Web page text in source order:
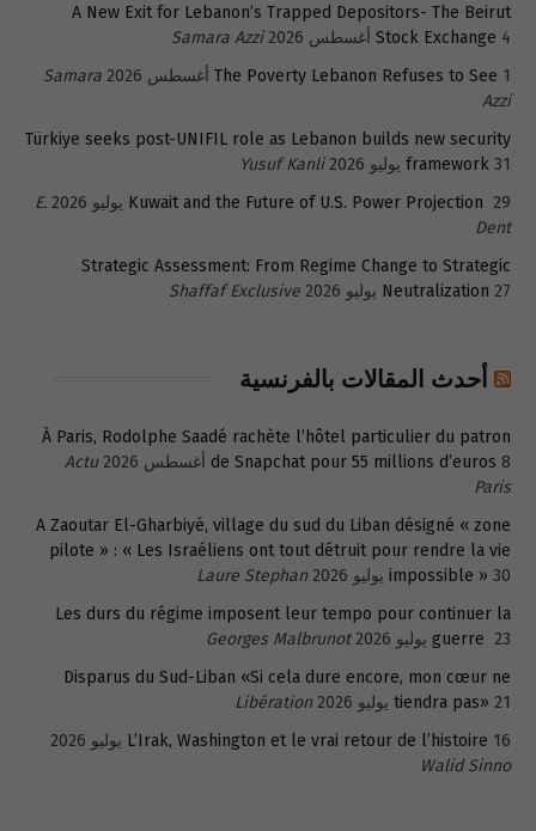
A New Exit for Lebanon’s Trapped Depositors- The Beirut
Stock Exchange 4 أغسطس 2026
Samara Azzi
The Poverty Lebanon Refuses to See 1 أغسطس 2026
Samara
Azzi
Türkiye seeks post-UNIFIL role as Lebanon builds new security
framework 31 يوليو 2026
Yusuf Kanli
Kuwait and the Future of U.S. Power Projection 29 يوليو 2026
E.
Dent
Strategic Assessment: From Regime Change to Strategic
Neutralization 27 يوليو 2026 Shaffaf Exclusive
أحدث المقالات بالفرنسية
À Paris, Rodolphe Saadé rachète l’hôtel particulier du patron
de Snapchat pour 55 millions d’euros 8 أغسطس 2026
Actu
Paris
A Zaoutar El-Gharbiyé, village du sud du Liban désigné « zone
pilote » : « Les Israéliens ont tout détruit pour rendre la vie
impossible » 30 يوليو 2026
Laure Stephan
Les durs du régime imposent leur tempo pour continuer la
guerre 23 يوليو 2026
Georges Malbrunot
Disparus du Sud-Liban «Si cela dure encore, mon cœur ne
tiendra pas» 21 يوليو 2026
Libération
L’Irak, Washington et le vrai retour de l’histoire 16 يوليو 2026
Walid Sinno